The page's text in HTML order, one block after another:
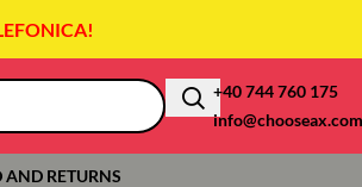
+40 744 760 175
info@chooseax.com
AND RETURNS